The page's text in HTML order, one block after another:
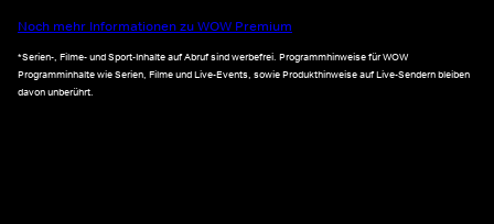
Noch mehr Informationen zu WOW Premium
*Serien-, Filme- und Sport-Inhalte auf Abruf sind werbefrei. Programmhinweise für WOW
Programminhalte wie Serien, Filme und Live-Events, sowie Produkthinweise auf Live-Sendern bleiben
davon unberührt.